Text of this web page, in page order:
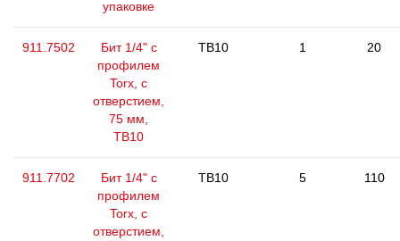
упаковке
911.7502
Бит 1/4" с
профилем
Torx, с
отверстием,
75 мм,
ТВ10
TB10 1 20
911.7702
Бит 1/4" с
профилем
Torx, с
отверстием,
TB10 5 110